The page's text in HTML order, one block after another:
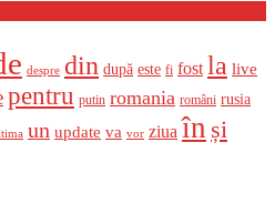
despre din după este fi fost la live
pentru putin romania români rusia
un update va vor ziua în și